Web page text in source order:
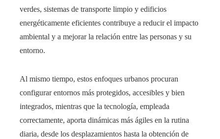
verdes, sistemas de transporte limpio y edificios
energéticamente eficientes contribuye a reducir el impacto
ambiental y a mejorar la relación entre las personas y su
entorno.
Al mismo tiempo, estos enfoques urbanos procuran
configurar entornos más protegidos, accesibles y bien
integrados, mientras que la tecnología, empleada
correctamente, aporta dinámicas más ágiles en la rutina
diaria, desde los desplazamientos hasta la obtención de